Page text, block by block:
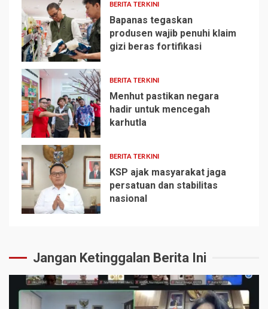
3
BERITA TERKINI
Bapanas tegaskan
produsen wajib penuhi klaim
gizi beras fortifikasi
4
BERITA TERKINI
Menhut pastikan negara
hadir untuk mencegah
karhutla
5
BERITA TERKINI
KSP ajak masyarakat jaga
persatuan dan stabilitas
nasional
Jangan Ketinggalan Berita Ini